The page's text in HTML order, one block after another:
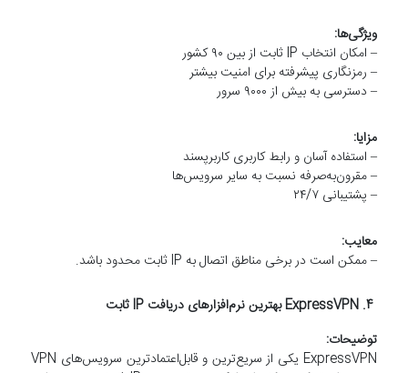
ویژگی‌ها:
– امکان انتخاب IP ثابت از بین ۹۰ کشور
– رمزنگاری پیشرفته برای امنیت بیشتر
– دسترسی به بیش از ۹۰۰۰ سرور
مزایا:
– استفاده آسان و رابط کاربری کاربرپسند
– مقرون‌به‌صرفه نسبت به سایر سرویس‌ها
– پشتیبانی ۲۴/۷
معایب:
– ممکن است در برخی مناطق اتصال به IP ثابت محدود باشد.
4. ExpressVPN بهترین نرم‌افزارهای دریافت IP ثابت
توضیحات:
ExpressVPN یکی از سریع‌ترین و قابل‌اعتمادترین سرویس‌های VPN